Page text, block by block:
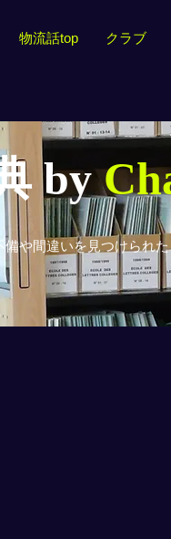
物流話top クラブ
by
や間違いを見つけられ